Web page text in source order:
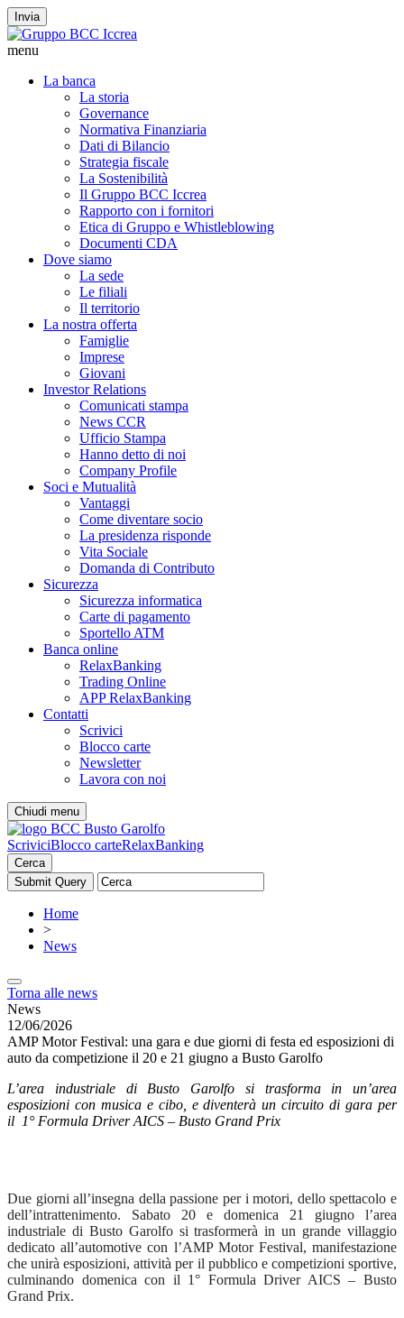
Invia
menu
La banca
La storia
Governance
Normativa Finanziaria
Dati di Bilancio
Strategia fiscale
La Sostenibilità
Il Gruppo BCC Iccrea
Rapporto con i fornitori
Etica di Gruppo e Whistleblowing
Documenti CDA
Dove siamo
La sede
Le filiali
Il territorio
La nostra offerta
Famiglie
Imprese
Giovani
Investor Relations
Comunicati stampa
News CCR
Ufficio Stampa
Hanno detto di noi
Company Profile
Soci e Mutualità
Vantaggi
Come diventare socio
La presidenza risponde
Vita Sociale
Domanda di Contributo
Sicurezza
Sicurezza informatica
Carte di pagamento
Sportello ATM
Banca online
RelaxBanking
Trading Online
APP RelaxBanking
Contatti
Scrivici
Blocco carte
Newsletter
Lavora con noi
Chiudi menu
ScriviciBlocco carteRelaxBanking
Cerca
Home
>
News
Torna alle news
News
12/06/2026
AMP Motor Festival: una gara e due giorni di festa ed esposizioni di
auto da competizione il 20 e 21 giugno a Busto Garolfo
L’area industriale di Busto Garolfo si trasforma in un’area
esposizioni con musica e cibo, e diventerà un circuito di gara per
il 1° Formula Driver AICS – Busto Grand Prix
Due giorni all’insegna della passione per i motori, dello spettacolo e
dell’intrattenimento. Sabato 20 e domenica 21 giugno l’area
industriale di Busto Garolfo si trasformerà in un grande villaggio
dedicato all’automotive con l’AMP Motor Festival, manifestazione
che unirà esposizioni, attività per il pubblico e competizioni sportive,
culminando domenica con il 1° Formula Driver AICS – Busto
Grand Prix.